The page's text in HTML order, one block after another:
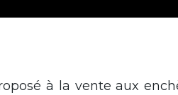
à la vente aux